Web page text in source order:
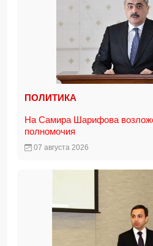
ПОЛИТИКА
На Самира Шарифова
полномочия
07 августа 2026